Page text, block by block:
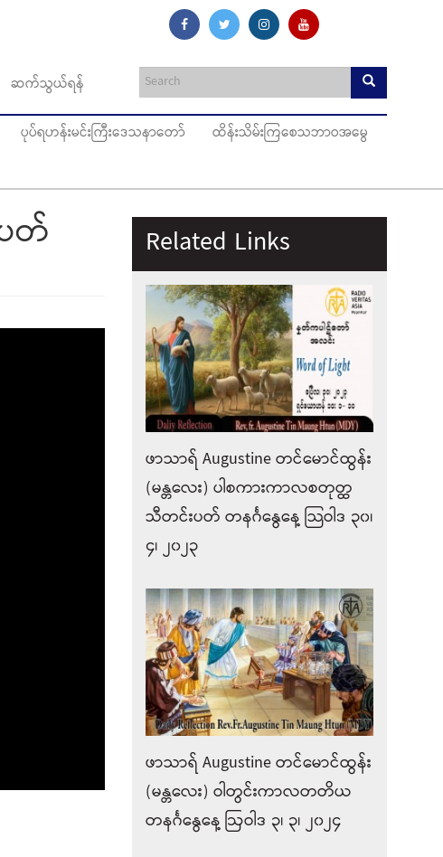
ဆက်သွယ်ရန်
ပုပ်ရဟန်းမင်းကြီးဒေသနာတော်
ထိန်းသိမ်းကြစေသဘာဝအမွေ
တ် Related Links
ဖာသာရ် Augustine တင်မောင်ထွန်း
(မန္တလေး) ပါစကားကာလစတုတ္ထ
သီတင်းပတ် တနင်္ဂနွေနေ့ သြဝါဒ ၃၀၊
၄၊ ၂၀၂၃
ဖာသာရ် Augustine တင်မောင်ထွန်း
(မန္တလေး) ဝါတွင်းကာလတတိယ
တနင်္ဂနွေနေ့ ဩဝါဒ ၃၊ ၃၊ ၂၀၂၄